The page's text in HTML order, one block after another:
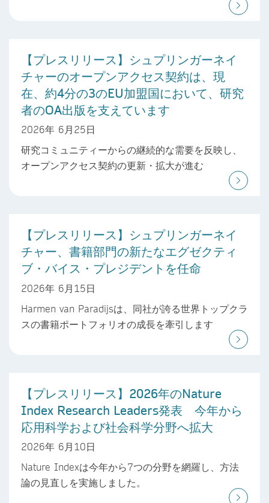
【プレスリリース】シュプリンガーネイ
チャーのオープンアクセス契約は、現
在、約4分の3のEU加盟国において、研究
者のOA出版を支えています
2026年 6月25日
研究コミュニティーからの継続的な需要を反映し、
オープンアクセス契約の更新・拡大が進む
【プレスリリース】シュプリンガーネイ
チャー、書籍部門の新たなエグゼクティ
ブ・バイス・プレジデントを任命
2026年 6月15日
Harmen van Paradijsは、同社が誇る世界トップクラ
スの書籍ポートフォリオの成長を牽引します
【プレスリリース】2026年のNature
Index Research Leaders発表 今年から
応用科学および社会科学分野へ拡大
2026年 6月10日
Nature Indexは今年から7つの分野を網羅し、方法
論の見直しを実施しました。